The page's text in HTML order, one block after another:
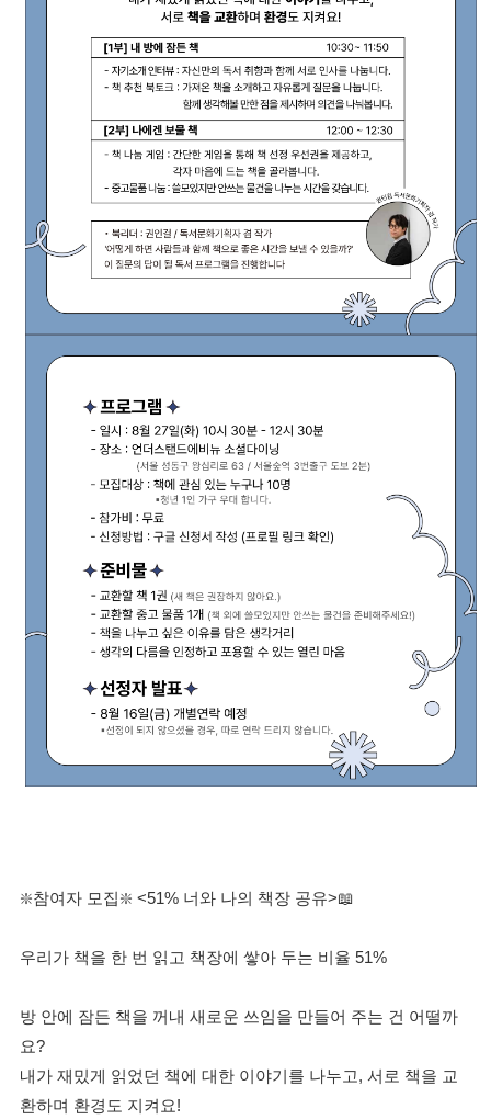
❇️참여자 모집❇️ <51% 너와 나의 책장 공유>📖
우리가 책을 한 번 읽고 책장에 쌓아 두는 비율 51%
방 안에 잠든 책을 꺼내 새로운 쓰임을 만들어 주는 건 어떨까
요?
내가 재밌게 읽었던 책에 대한 이야기를 나누고, 서로 책을 교
환하며 환경도 지켜요!